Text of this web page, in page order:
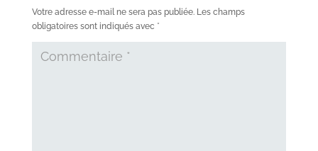
Votre adresse e-mail ne sera pas publiée. Les champs
obligatoires sont indiqués avec *